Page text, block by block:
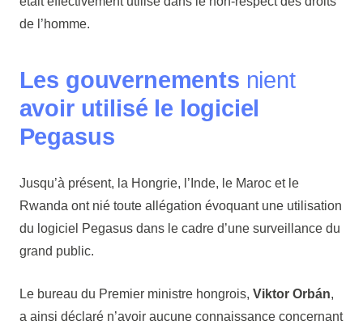
de l’homme.
Les gouvernements nient
avoir utilisé le logiciel
Pegasus
Jusqu’à présent, la Hongrie, l’Inde, le Maroc et le
Rwanda ont nié toute allégation évoquant une utilisation
du logiciel Pegasus dans le cadre d’une surveillance du
grand public.
Le bureau du Premier ministre hongrois, Viktor Orbán,
a ainsi déclaré n’avoir aucune connaissance concernant